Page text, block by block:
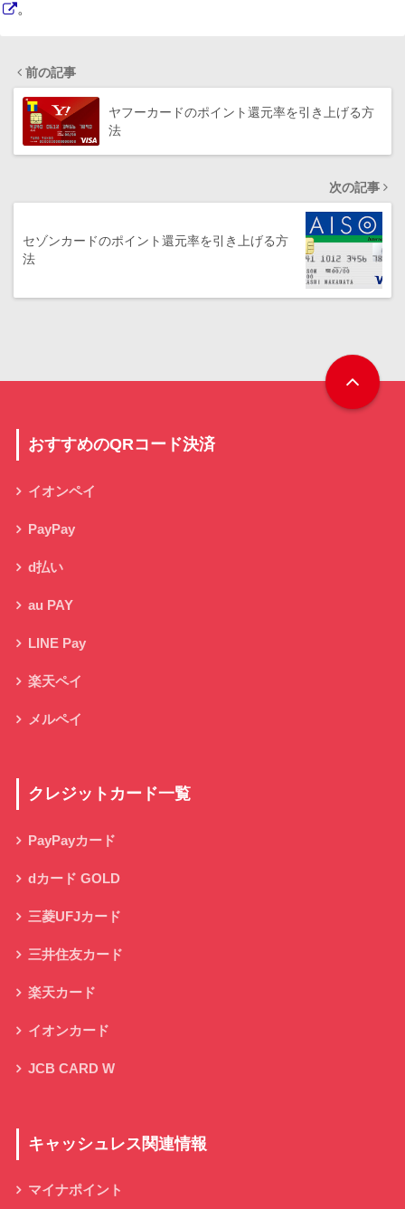
。
前の記事
ヤフーカードのポイント還元率を引き上げる方
法
次の記事
セゾンカードのポイント還元率を引き上げる方
法
おすすめのQRコード決済
イオンペイ
PayPay
d払い
au PAY
LINE Pay
楽天ペイ
メルペイ
クレジットカード一覧
PayPayカード
dカード GOLD
三菱UFJカード
三井住友カード
楽天カード
イオンカード
JCB CARD W
キャッシュレス関連情報
マイナポイント